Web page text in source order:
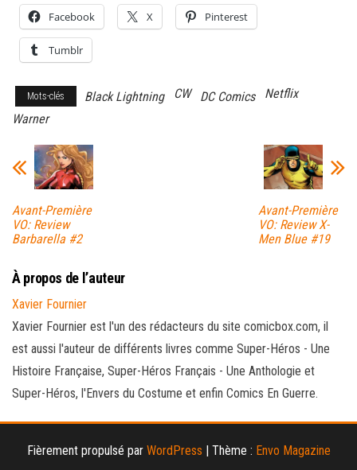
Facebook X Pinterest
Tumblr
Mots-clés Black Lightning CW DC Comics
Netflix
Warner
Avant-Première
VO: Review
Barbarella #2
Avant-Première
VO: Review X-
Men Blue #19
À propos de l’auteur
Xavier Fournier
Xavier Fournier est l'un des rédacteurs du site comicbox.com, il
est aussi l'auteur de différents livres comme Super-Héros - Une
Histoire Française, Super-Héros Français - Une Anthologie et
Super-Héros, l'Envers du Costume et enfin Comics En Guerre.
Fièrement propulsé par WordPress | Thème : Envo Magazine